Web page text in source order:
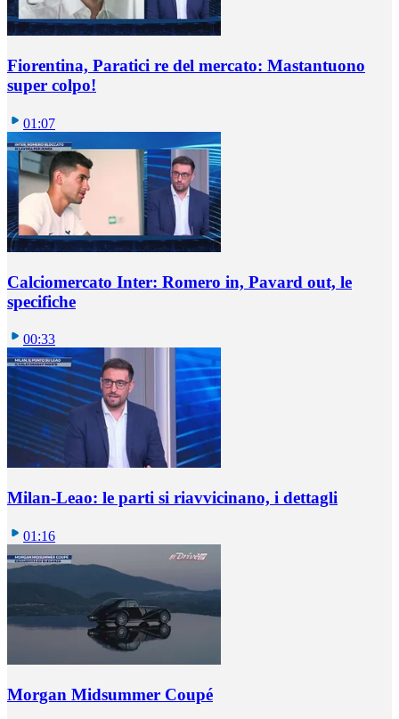
Fiorentina, Paratici re del mercato: Mastantuono
super colpo!
01:07
Calciomercato Inter: Romero in, Pavard out, le
specifiche
00:33
Milan-Leao: le parti si riavvicinano, i dettagli
01:16
Morgan Midsummer Coupé